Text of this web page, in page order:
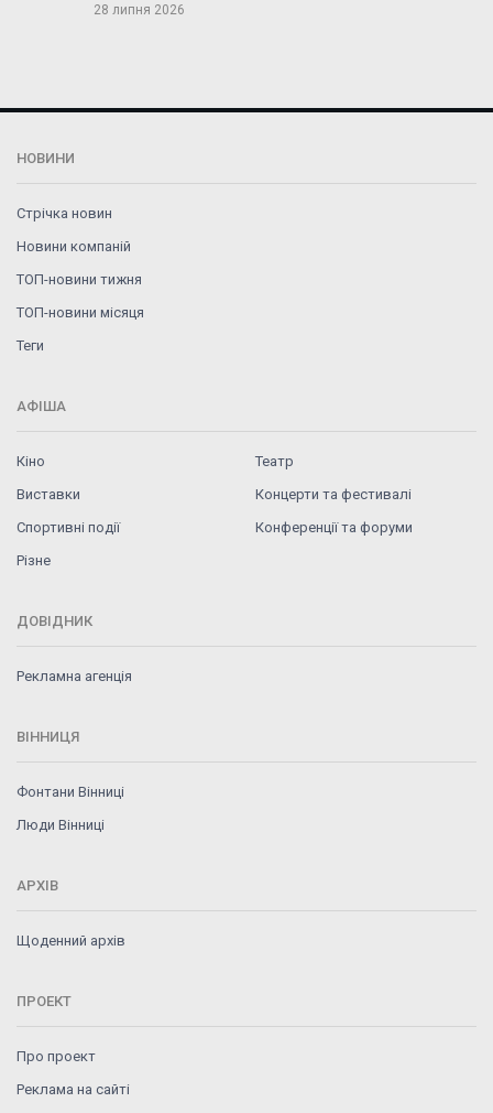
28 липня 2026
НОВИНИ
Стрічка новин
Новини компаній
ТОП-новини тижня
ТОП-новини місяця
Теги
АФІША
Кіно
Театр
Виставки
Концерти та фестивалі
Спортивні події
Конференції та форуми
Різне
ДОВІДНИК
Рекламна агенція
ВІННИЦЯ
Фонтани Вінниці
Люди Вінниці
АРХІВ
Щоденний архів
ПРОЕКТ
Про проект
Реклама на сайті